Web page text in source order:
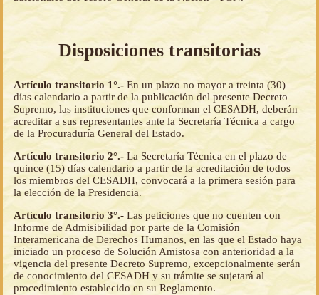
Disposiciones transitorias
Artículo transitorio 1°.- En un plazo no mayor a treinta (30)
días calendario a partir de la publicación del presente Decreto
Supremo, las instituciones que conforman el CESADH, deberán
acreditar a sus representantes ante la Secretaría Técnica a cargo
de la Procuraduría General del Estado.
Artículo transitorio 2°.- La Secretaría Técnica en el plazo de
quince (15) días calendario a partir de la acreditación de todos
los miembros del CESADH, convocará a la primera sesión para
la elección de la Presidencia.
Artículo transitorio 3°.- Las peticiones que no cuenten con
Informe de Admisibilidad por parte de la Comisión
Interamericana de Derechos Humanos, en las que el Estado haya
iniciado un proceso de Solución Amistosa con anterioridad a la
vigencia del presente Decreto Supremo, excepcionalmente serán
de conocimiento del CESADH y su trámite se sujetará al
procedimiento establecido en su Reglamento.